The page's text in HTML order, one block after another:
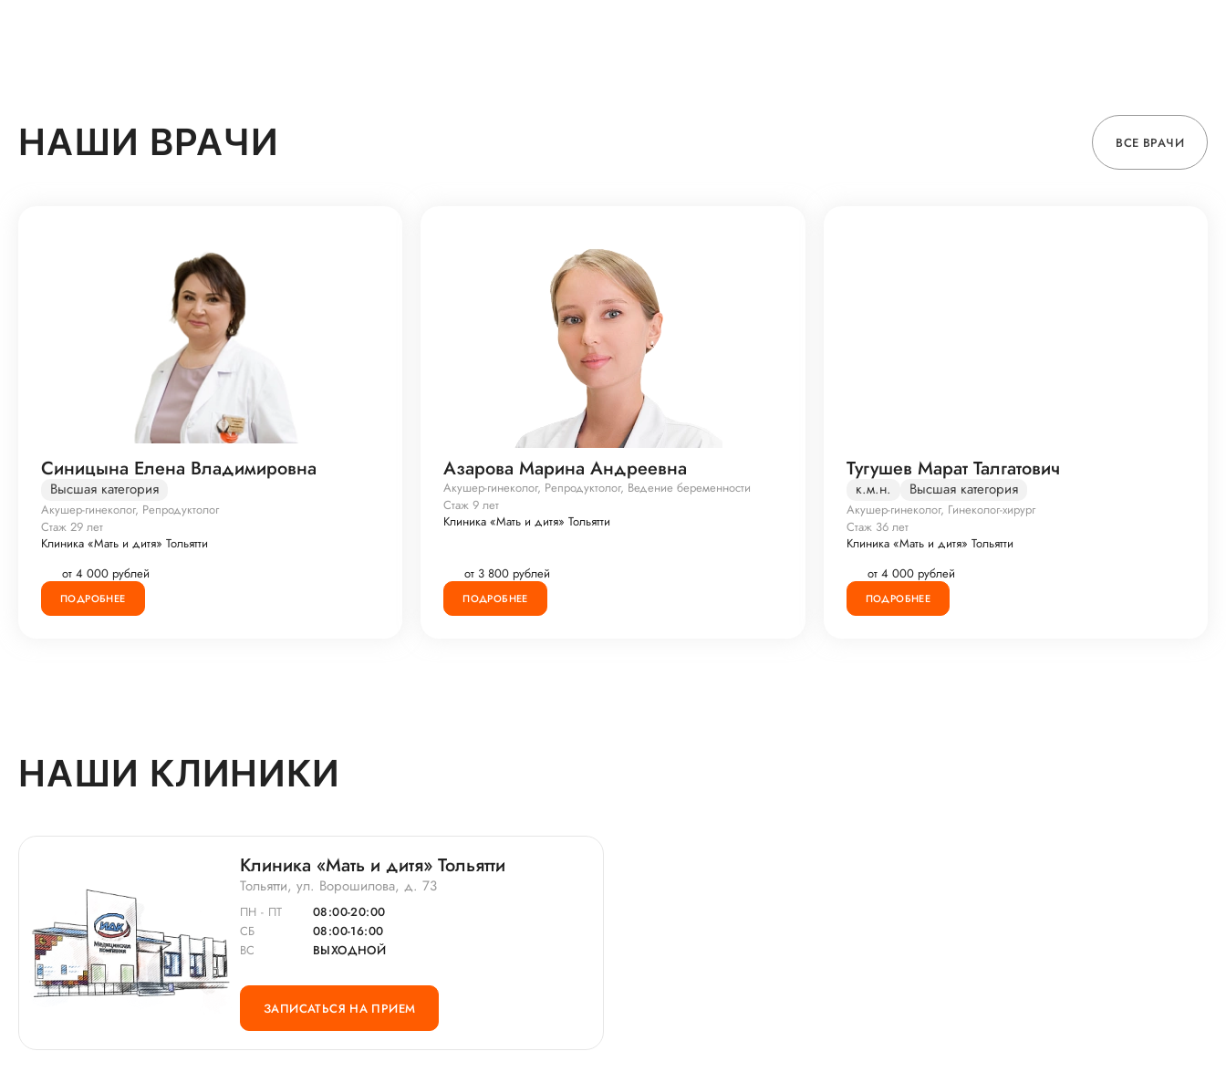
НАШИ ВРАЧИ ВСЕ ВРАЧИ
Синицына Елена Владимировна
Высшая категория
Акушер-гинеколог, Репродуктолог
Стаж 29 лет
Клиника «Мать и дитя» Тольятти
от 4 000 рублей
ПОДРОБНЕЕ
Азарова Марина Андреевна
Акушер-гинеколог, Репродуктолог, Ведение беременности
Стаж 9 лет
Клиника «Мать и дитя» Тольятти
от 3 800 рублей
ПОДРОБНЕЕ
Тугушев Марат Талгатович
к.м.н. Высшая категория
Акушер-гинеколог, Гинеколог-хирург
Стаж 36 лет
Клиника «Мать и дитя» Тольятти
от 4 000 рублей
ПОДРОБНЕЕ
НАШИ КЛИНИКИ
Клиника «Мать и дитя» Тольятти
Тольятти, ул. Ворошилова, д. 73
ПН - ПТ
08:00-20:00
СБ
08:00-16:00
ВС
ВЫХОДНОЙ
ЗАПИСАТЬСЯ НА ПРИЕМ